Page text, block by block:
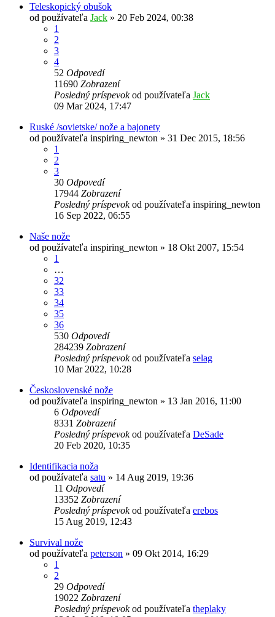
Teleskopický obušok
od používateľa Jack » 20 Feb 2024, 00:38
1
2
3
4
52 Odpovedí
11690 Zobrazení
Posledný príspevokod používateľa Jack
09 Mar 2024, 17:47
Ruské /sovietske/ nože a bajonety
od používateľa inspiring_newton » 31 Dec 2015, 18:56
1
2
3
30 Odpovedí
17944 Zobrazení
Posledný príspevokod používateľa inspiring_newton
16 Sep 2022, 06:55
Naše nože
od používateľa inspiring_newton » 18 Okt 2007, 15:54
1
…
32
33
34
35
36
530 Odpovedí
284239 Zobrazení
Posledný príspevokod používateľa selag
10 Mar 2022, 10:28
Československé nože
od používateľa inspiring_newton » 13 Jan 2016, 11:00
6 Odpovedí
8331 Zobrazení
Posledný príspevokod používateľa DeSade
20 Feb 2020, 10:35
Identifikacia noža
od používateľa satu » 14 Aug 2019, 19:36
11 Odpovedí
13352 Zobrazení
Posledný príspevokod používateľa erebos
15 Aug 2019, 12:43
Survival nože
od používateľa peterson » 09 Okt 2014, 16:29
1
2
29 Odpovedí
19022 Zobrazení
Posledný príspevokod používateľa theplaky